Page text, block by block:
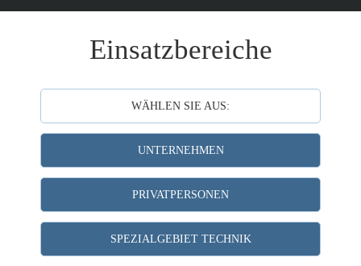
Einsatzbereiche
WÄHLEN SIE AUS:
UNTERNEHMEN
PRIVATPERSONEN
SPEZIALGEBIET TECHNIK